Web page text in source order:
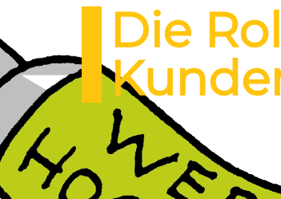
Die